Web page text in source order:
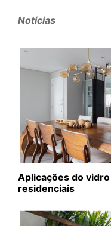
Notícias
Aplicações do
residenciais